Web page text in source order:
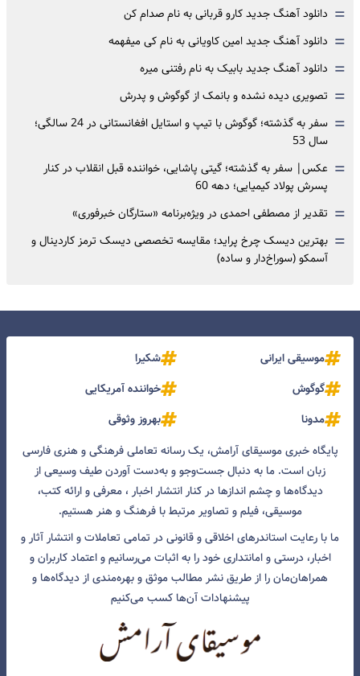
= دانلود آهنگ جدید کارو قربانی به نام صدام کن
= دانلود آهنگ جدید امین کاویانی به نام کی میفهمه
= دانلود آهنگ جدید بابیک به نام رفتنی میره
= تصویری دیده نشده و بانمک از گوگوش و پدرش
=
سفر به گذشته؛ گوگوش با تیپ و استایل افغانستانی در 24 سالگی؛
سال 53
= عکس| سفر به گذشته؛ گیتی پاشایی، خواننده قبل انقلاب در کنار
پسرش پولاد کیمیایی؛ دهه 60
= تقدیر از مصطفی احمدی در ویژه‌برنامه «ستارگان خبرفوری»
= بهترین دیسک چرخ پراید؛ مقایسه تخصصی دیسک ترمز کاردینال و
آسمکو (سوراخ‌دار و ساده)
موسیقی ایرانی
شکیرا
گوگوش
خواننده آمریکایی
مدونا
بهروز وثوقی
پایگاه خبری موسیقای آرامش، یک رسانه تعاملی فرهنگی و هنری فارسی
زبان است. ما به دنبال جست‌و‌جو و به‌دست آوردن طیف وسیعی از
دیدگاه‌ها و چشم انداز‌ها در کنار انتشار اخبار ، معرفی و ارائه کتب،
موسیقی، فیلم و تصاویر مرتبط با فرهنگ و هنر هستیم.
ما با رعایت استاندرهای اخلاقی و قانونی در تمامی تعاملات و انتشار آثار و
اخبار، درستی و امانتداری خود را به اثبات می‌رسانیم و اعتماد کاربران و
همراهان‌مان را از طریق نشر مطالب موثق و بهره‌مندی از دیدگاه‌ها و
پیشنهادات آن‌ها کسب می‌کنیم